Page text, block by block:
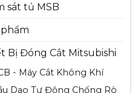
sát tủ MSB
Bị Đóng Cắt Mitsubishi
- Máy Cắt Không Khí
Dao Tự Động Chống Rò